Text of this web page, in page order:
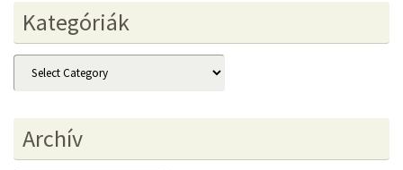
Kategóriák
Kategóriák
Archív